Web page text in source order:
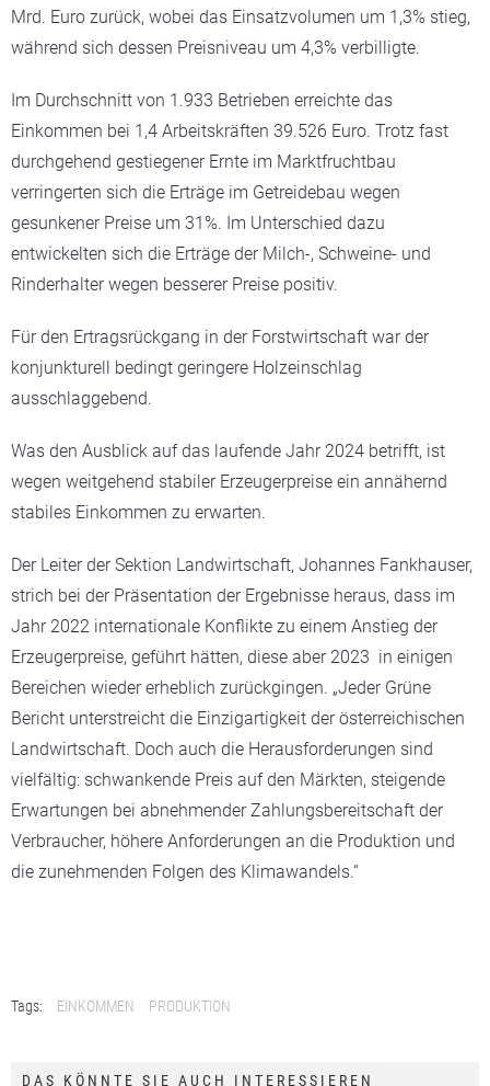
Mrd. Euro zurück, wobei das Einsatzvolumen um 1,3% stieg,
während sich dessen Preisniveau um 4,3% verbilligte.
Im Durchschnitt von 1.933 Betrieben erreichte das
Einkommen bei 1,4 Arbeitskräften 39.526 Euro. Trotz fast
durchgehend gestiegener Ernte im Marktfruchtbau
verringerten sich die Erträge im Getreidebau wegen
gesunkener Preise um 31%. Im Unterschied dazu
entwickelten sich die Erträge der Milch-, Schweine- und
Rinderhalter wegen besserer Preise positiv.
Für den Ertragsrückgang in der Forstwirtschaft war der
konjunkturell bedingt geringere Holzeinschlag
ausschlaggebend.
Was den Ausblick auf das laufende Jahr 2024 betrifft, ist
wegen weitgehend stabiler Erzeugerpreise ein annähernd
stabiles Einkommen zu erwarten.
Der Leiter der Sektion Landwirtschaft, Johannes Fankhauser,
strich bei der Präsentation der Ergebnisse heraus, dass im
Jahr 2022 internationale Konflikte zu einem Anstieg der
Erzeugerpreise, geführt hätten, diese aber 2023 in einigen
Bereichen wieder erheblich zurückgingen. „Jeder Grüne
Bericht unterstreicht die Einzigartigkeit der österreichischen
Landwirtschaft. Doch auch die Herausforderungen sind
vielfältig: schwankende Preis auf den Märkten, steigende
Erwartungen bei abnehmender Zahlungsbereitschaft der
Verbraucher, höhere Anforderungen an die Produktion und
die zunehmenden Folgen des Klimawandels.“
Tags: EINKOMMEN PRODUKTION
DAS KÖNNTE SIE AUCH INTERESSIEREN